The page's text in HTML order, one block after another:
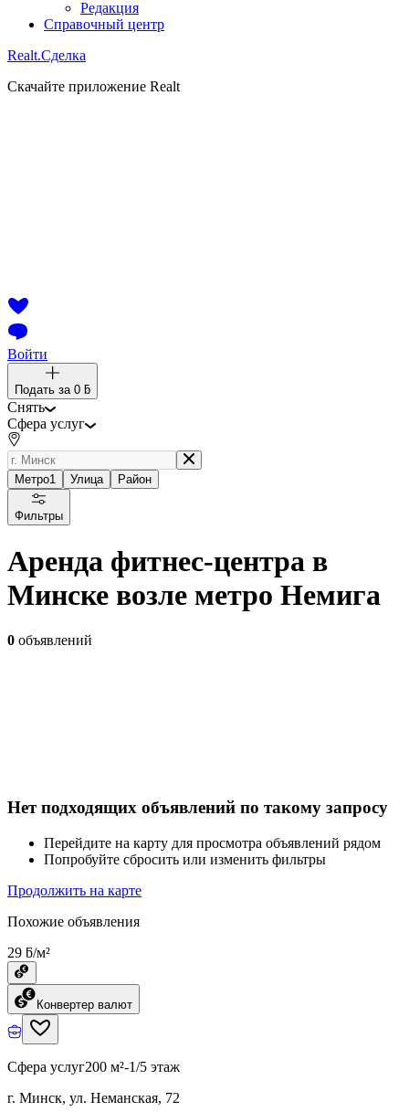
Редакция
Справочный центр
Realt.Сделка
Скачайте приложение Realt
Войти
Подать за 0 ƃ
Снять
Сфера услуг
Метро1 Улица Район
Фильтры
Аренда фитнес-центра в
Минске возле метро Немига
0 объявлений
Нет подходящих объявлений по такому запросу
Перейдите на карту для просмотра объявлений рядом
Попробуйте сбросить или изменить фильтры
Продолжить на карте
Похожие объявления
29 ƃ/м²
Конвертер валют
Сфера услуг200 м²-1/5 этаж
г. Минск, ул. Неманская, 72